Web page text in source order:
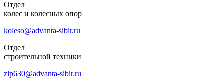
Отдел
колес и колесных опор
koleso@advanta-sibir.ru
Отдел
строительной техники
zlp630@advanta-sibir.ru